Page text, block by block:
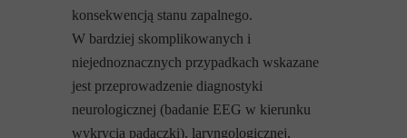
konsekwencją stanu zapalnego.
W bardziej skomplikowanych i
niejednoznacznych przypadkach wskazane
jest przeprowadzenie diagnostyki
neurologicznej (badanie EEG w kierunku
wykrycia padaczki), laryngologicznej,